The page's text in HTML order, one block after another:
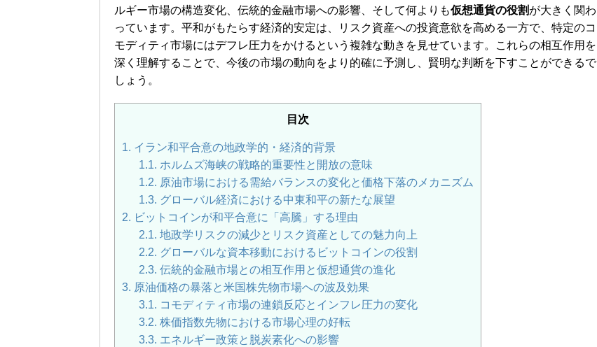
ルギー市場の構造変化、伝統的金融市場への影響、そして何よりも仮想通貨の役割が大きく関わ
っています。平和がもたらす経済的安定は、リスク資産への投資意欲を高める一方で、特定のコ
モディティ市場にはデフレ圧力をかけるという複雑な動きを見せています。これらの相互作用を
深く理解することで、今後の市場の動向をより的確に予測し、賢明な判断を下すことができるで
しょう。
目次
1. イラン和平合意の地政学的・経済的背景
1.1. ホルムズ海峡の戦略的重要性と開放の意味
1.2. 原油市場における需給バランスの変化と価格下落のメカニズム
1.3. グローバル経済における中東和平の新たな展望
2. ビットコインが和平合意に「高騰」する理由
2.1. 地政学リスクの減少とリスク資産としての魅力向上
2.2. グローバルな資本移動におけるビットコインの役割
2.3. 伝統的金融市場との相互作用と仮想通貨の進化
3. 原油価格の暴落と米国株先物市場への波及効果
3.1. コモディティ市場の連鎖反応とインフレ圧力の変化
3.2. 株価指数先物における市場心理の好転
3.3. エネルギー政策と脱炭素化への影響